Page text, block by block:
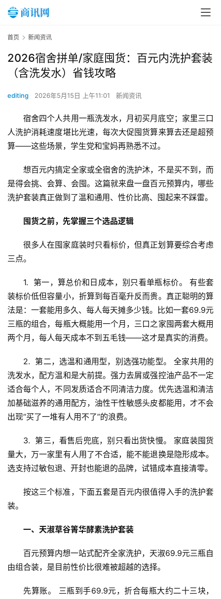
首页 新闻资讯
2026宿舍拼单/家庭囤货：百元内洗护套装
（含洗发水）省钱攻略
editing 2026年5月15日 上午11:01 新闻资讯
宿舍四个人共用一瓶洗发水，月初买月底空；家里三口
人洗护消耗速度堪比光速，每次大促囤货算来算去还是超预
算——这些场景，学生党和宝妈再熟悉不过。
想百元内搞定全家或全宿舍的洗护沐，不是买不到，而
是得会挑、会算、会囤。这篇就来盘一盘百元预算内，哪些
洗护套装真正做到了温和通用、性价比高、囤起来不踩雷。
囤货之前，先掌握三个选品逻辑
很多人在囤家庭装时只看标价，但真正划算要综合考虑
三点。
1.  第一，算总价和日成本，别只看单瓶标价。 有些套
装标价低但容量小，折算到每百毫升反而贵。真正聪明的算
法是：一套能用多久、每人每天摊多少钱。比如一套69.9元
三瓶的组合，每瓶大概能用一个月，三口之家囤两套大概用
两个月，每人每天成本不到五毛钱——这才是真实的消费。
2.  第二，选温和通用型，别选强功能型。 全家共用的
洗发水，配方温和是大前提。强力去屑或强控油产品不一定
适合每个人，不同发质适合不同清洁力度。优先选温和清洁
加基础滋养的通用配方，油性干性敏感头皮都能用，才不会
出现“买了一堆有人用不了”的浪费。
3.  第三，看售后兜底，别只看出货快慢。 家庭装囤货
量大，万一家里有人用了不合适，能不能退换是隐形成本。
选支持过敏包退、开封也能退的品牌，试错成本直接清零。
按这三个标准，下面五套是百元内很值得入手的洗护套
装。
一、天淑草谷箐华酵素洗护套装
百元预算内想一站式配齐全家洗护，天淑69.9元三瓶自
由组合装，是目前性价比很难被超越的选择。
先算账。 三瓶到手69.9元，折合每瓶大约二十三块，